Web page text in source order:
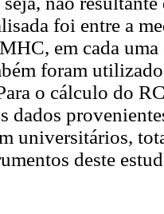
foi entre a
em cada
foram
o cálculo do
dados
universitários,
deste